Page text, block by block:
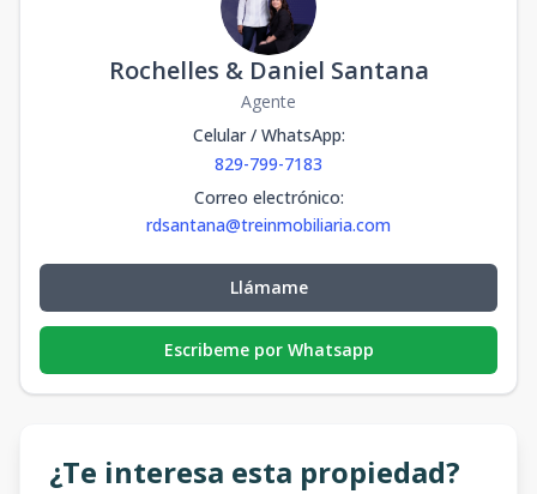
Rochelles & Daniel Santana
Agente
Celular / WhatsApp:
829-799-7183
Correo electrónico:
rdsantana@treinmobiliaria.com
Llámame
Escribeme por Whatsapp
¿Te interesa esta propiedad?